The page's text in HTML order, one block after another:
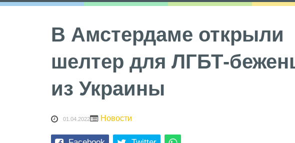
В Амстердаме открыли
шелтер для ЛГБТ-
из Украины
01.04.2022 Новости